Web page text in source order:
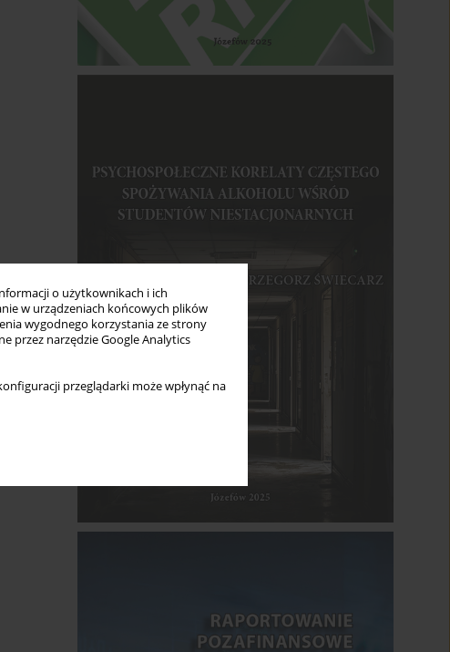
o użytkownikach i ich
w urządzeniach końcowych plików
wygodnego korzystania ze strony
przez narzędzie Google Analytics
przeglądarki może wpłynąć na